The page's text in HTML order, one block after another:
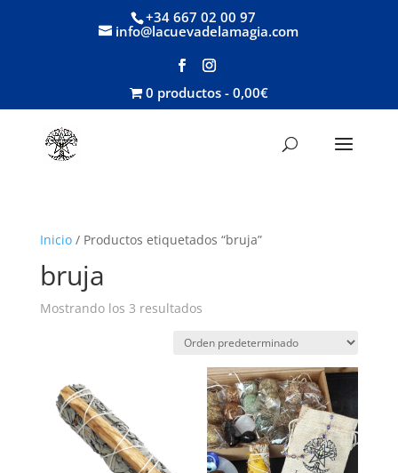
+34 667 02 00 97
info@lacuevadelamagia.com
0 productos 0,00€
Inicio/ Productos etiquetados “bruja”
bruja
Mostrando los 3 resultados